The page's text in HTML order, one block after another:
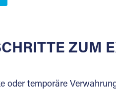
gebaut wurde? Werden Sie
ZUM
oder temporäre